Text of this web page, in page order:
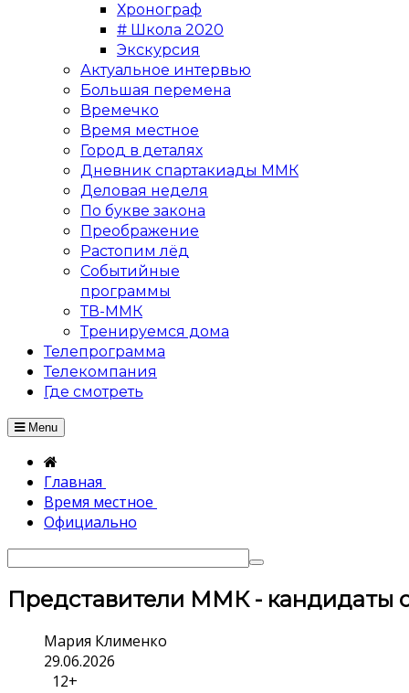
Хронограф
# Школа 2020
Экскурсия
Актуальное интервью
Большая перемена
Времечко
Время местное
Город в деталях
Дневник спартакиады ММК
Деловая неделя
По букве закона
Преображение
Растопим лёд
Событийные
программы
ТВ-ММК
Тренируемся дома
Телепрограмма
Телекомпания
Где смотреть
Menu
Главная
Время местное
Официально
Представители ММК - кандидаты
Мария Клименко
29.06.2026
12+